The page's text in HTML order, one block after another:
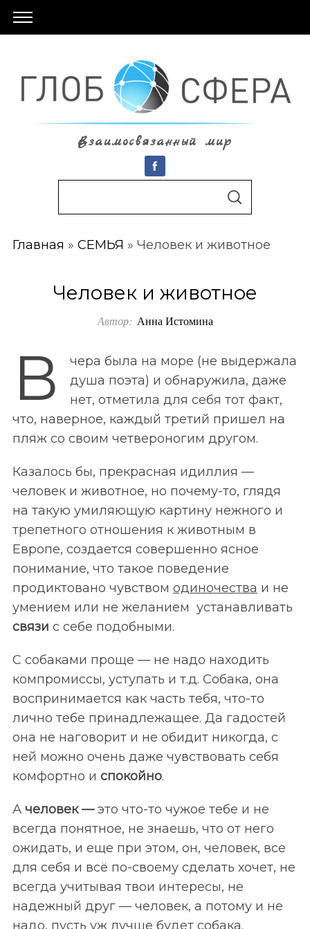
Взаимосвязанный мир
r
h
S
C
H
Главная » СЕМЬЯ » Человек и животное
Человек и животное
Автор: Анна Истомина
В
чера была на море (не выдержала
душа поэта) и обнаружила, даже
нет, отметила для себя тот факт,
что, наверное, каждый третий пришел на
пляж со своим четвероногим другом.
Казалось бы, прекрасная идиллия —
человек и животноe, но почему-то, глядя
на такую умиляющую картину нежного и
трепетного отношения к животным в
Eвропе, создается совершенно ясное
понимание, что такое поведение
продиктовано чувством одиночества и не
умением или не желанием устанавливать
связи с себе подобными.
С собаками проще — не нaдо находить
компромиссы, уступать и т.д. Собака, она
воспринимается как часть тебя, что-то
лично тебе принадлежащее. Да гадостей
она не наговорит и не обидит никогда, с
ней можно очень даже чувствовать себя
комфортно и спокойно.
А человек —это что-то чужое тебе и не
всегда понятное, не знаешь, что от него
ожидать, и еще при этом, он, человек, все
для себя и всё по-своему сделать хочет, не
всегда учитывая твои интересы, не
надежный друг — человек, а потому и не
надо, пусть уж лучше будет собака.